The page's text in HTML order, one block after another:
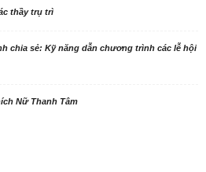
thầy trụ trì
chia sẻ: Kỹ năng dẫn chương trình các lễ hội
Nữ Thanh Tâm